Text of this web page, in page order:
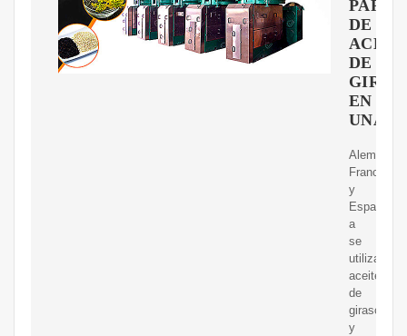
DE
DE
EN
UNA
Alemania,
Francia
y
Espa?
a
se
utilizan
aceites
de
girasol
y